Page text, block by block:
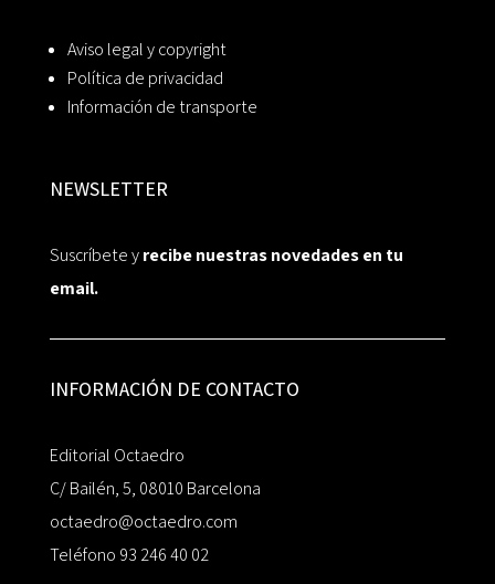
Aviso legal y copyright
Política de privacidad
Información de transporte
NEWSLETTER
Suscríbete yrecibe nuestras novedades en tu
email.
INFORMACIÓN DE CONTACTO
Editorial Octaedro
C/ Bailén, 5, 08010 Barcelona
octaedro@octaedro.com
Teléfono 93 246 40 02